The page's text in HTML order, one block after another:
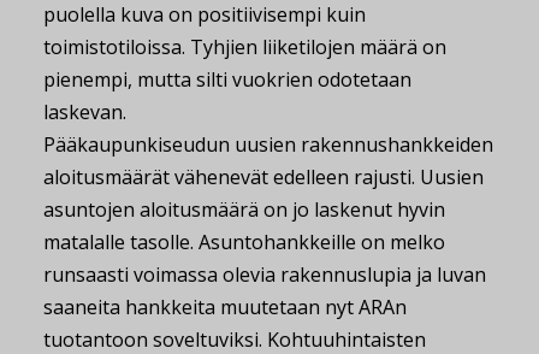
puolella kuva on positiivisempi kuin
toimistotiloissa. Tyhjien liiketilojen määrä on
pienempi, mutta silti vuokrien odotetaan
laskevan.
Pääkaupunkiseudun uusien rakennushankkeiden
aloitusmäärät vähenevät edelleen rajusti. Uusien
asuntojen aloitusmäärä on jo laskenut hyvin
matalalle tasolle. Asuntohankkeille on melko
runsaasti voimassa olevia rakennuslupia ja luvan
saaneita hankkeita muutetaan nyt ARAn
tuotantoon soveltuviksi. Kohtuuhintaisten